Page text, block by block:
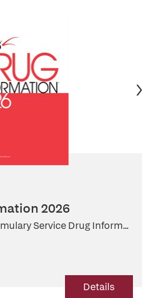
2026
Service Drug Inform...
Details